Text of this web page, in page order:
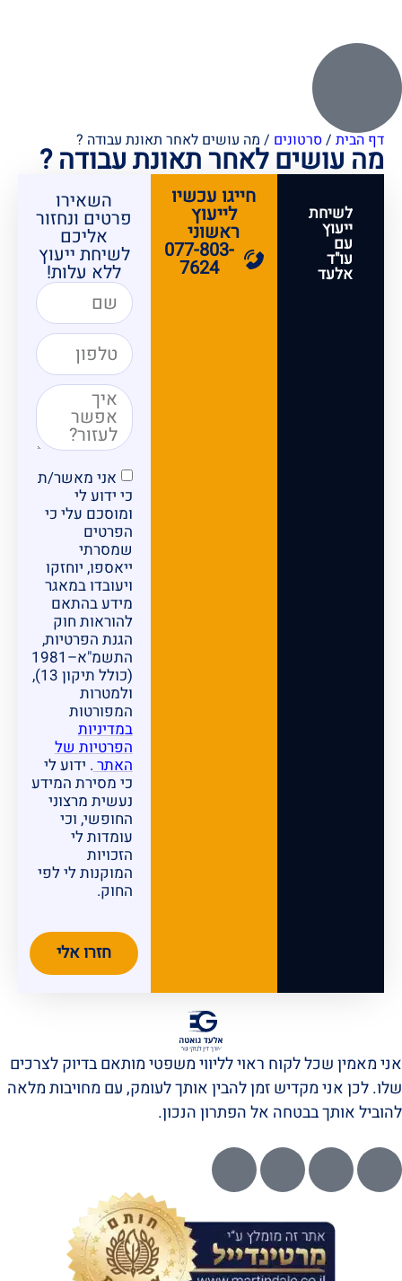
דף הבית /סרטונים / מה עושים לאחר תאונת עבודה ?
מה עושים לאחר תאונת עבודה ?
לשיחת
ייעוץ
עם
עו"ד
אלעד
חייגו עכשיו
לייעוץ
ראשוני
077-803-
7624
השאירו
פרטים ונחזור
אליכם
לשיחת ייעוץ
ללא עלות!
אני מאשר/ת
כי ידוע לי
ומוסכם עלי כי
הפרטים
שמסרתי
ייאספו, יוחזקו
ויעובדו במאגר
מידע בהתאם
להוראות חוק
הגנת הפרטיות,
התשמ"א–1981
(כולל תיקון 13),
ולמטרות
המפורטות
במדיניות
הפרטיות של
האתר. ידוע לי
כי מסירת המידע
נעשית מרצוני
החופשי, וכי
עומדות לי
הזכויות
המוקנות לי לפי
החוק.
חזרו אלי
אני מאמין שכל לקוח ראוי לליווי משפטי מותאם בדיוק לצרכים
שלו. לכן אני מקדיש זמן להבין אותך לעומק, עם מחויבות מלאה
להוביל אותך בבטחה אל הפתרון הנכון.